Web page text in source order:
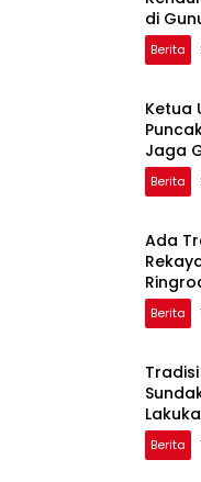
di
Berita
Ketua
Jaga
Berita
Ada
Berita
Berita